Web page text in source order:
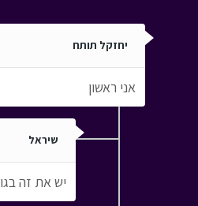
יחזקל תותח
אני ראשון
שיראל
יש את זה בגוגל